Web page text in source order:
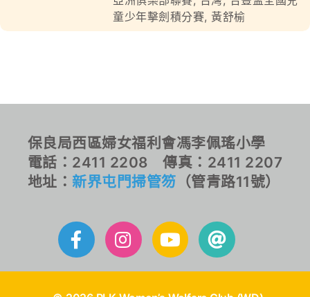
童少年擊劍積分賽, 黃舒榆
保良局西區婦女福利會馮李佩瑤小學
電話：2411 2208 傳真：2411 2207
地址： 新界屯門掃管笏 （管青路11號）